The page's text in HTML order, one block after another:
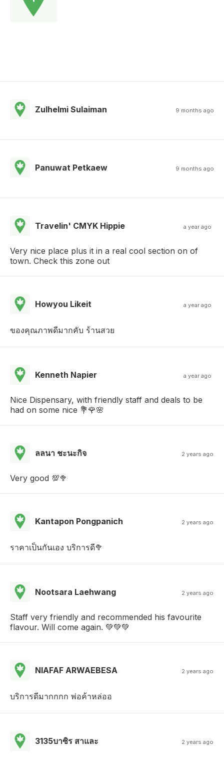
Zulhelmi Sulaiman 9 months ago
Panuwat Petkaew 9 months ago
Travelin' CMYK Hippie a year ago
Very nice place plus it in a real cool section on of
town. Check this zone out
Howyou Likeit a year ago
ของคุณภาพดีมากคับ ร้านสวย
Kenneth Napier a year ago
Nice Dispensary, with friendly staff and deals to be
had on some nice 💐🌹🌸
ลลนา ชะนะกิจ 2 years ago
Very good 💯🥦
Kantapon Pongpanich 2 years ago
ราคาเป็นกันเอง บริการดี🥦
Nootsara Laehwang 2 years ago
Staff very friendly and recommended his favourite
flavour. Will come again. 💚💚💚
NIAFAF ARWAEBESA 2 years ago
บริการดีมากกกก พ่อค้าหล่ออ
3135บาซิร สาและ 2 years ago